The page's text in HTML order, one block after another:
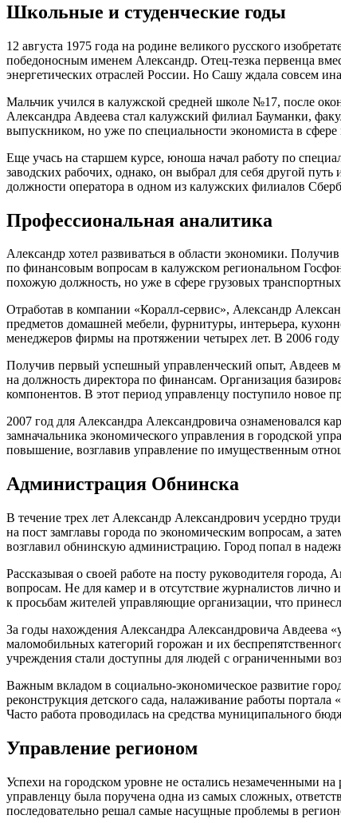
Школьные и студенческие годы
12 августа 1975 года на родине великого русского
победоносным именем Александр. Отец-тезка первенца
энергетических отраслей России. Но Сашу ждала совсем
Мальчик учился в калужской средней школе №17, после
Александра Авдеева стал калужский филиал Бауманки,
выпускником, но уже по специальности экономиста в
Еще учась на старшем курсе, юноша начал работу по
заводских рабочих, однако, он выбрал для себя другой
должности оператора в одном из калужских филиалов
Профессиональная аналитика
Александр хотел развиваться в области экономики.
по финансовым вопросам в калужском региональном
похожую должность, но уже в сфере грузовых транспортных
Отработав в компании «Коралл-сервис», Александр
предметов домашней мебели, фурнитуры, интерьера,
менеджеров фирмы на протяжении четырех лет. В 2006 году
Получив первый успешный управленческий опыт, Авдеев
на должность директора по финансам. Организация
компонентов. В этот период управленцу поступило новое
2007 год для Александра Александровича ознаменовался
замначальника экономического управления в городской
повышение, возглавив управление по имущественным
Администрация Обнинска
В течение трех лет Александр Александрович усердно
на пост замглавы города по экономическим вопросам, а
возглавил обнинскую администрацию. Город попал в
Рассказывая о своей работе на посту руководителя
вопросам. Не для камер и в отсутствие журналистов
к просьбам жителей управляющие организации, что
За годы нахождения Александра Александровича Авдеева
маломобильных категорий горожан и их
учреждения стали доступны для людей с ограниченными
Важным вкладом в социально-экономическое развитие
реконструкция детского сада, налаживание работы
Часто работа проводилась на средства муниципального
Управление регионом
Успехи на городском уровне не остались незамеченными
управленцу была поручена одна из самых сложных,
последовательно решал самые насущные проблемы в